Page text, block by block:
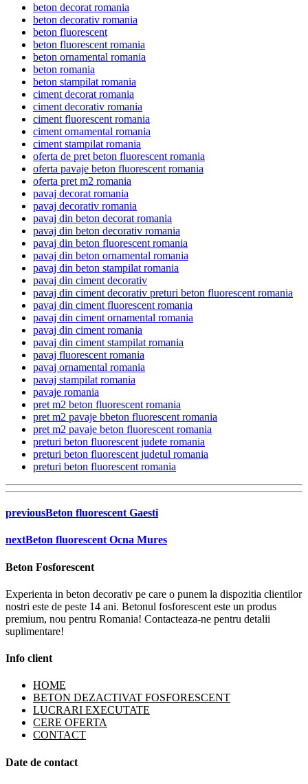
beton decorat romania
beton decorativ romania
beton fluorescent
beton fluorescent romania
beton ornamental romania
beton romania
beton stampilat romania
ciment decorat romania
ciment decorativ romania
ciment fluorescent romania
ciment ornamental romania
ciment stampilat romania
oferta de pret beton fluorescent romania
oferta pavaje beton fluorescent romania
oferta pret m2 romania
pavaj decorat romania
pavaj decorativ romania
pavaj din beton decorat romania
pavaj din beton decorativ romania
pavaj din beton fluorescent romania
pavaj din beton ornamental romania
pavaj din beton stampilat romania
pavaj din ciment decorativ
pavaj din ciment decorativ preturi beton fluorescent romania
pavaj din ciment fluorescent romania
pavaj din ciment ornamental romania
pavaj din ciment romania
pavaj din ciment stampilat romania
pavaj fluorescent romania
pavaj ornamental romania
pavaj stampilat romania
pavaje romania
pret m2 beton fluorescent romania
pret m2 pavaje bbeton fluorescent romania
pret m2 pavaje beton fluorescent romania
preturi beton fluorescent judete romania
preturi beton fluorescent judetul romania
preturi beton fluorescent romania
previousBeton fluorescent Gaesti
nextBeton fluorescent Ocna Mures
Beton Fosforescent
Experienta in beton decorativ pe care o punem la dispozitia clientilor
nostri este de peste 14 ani. Betonul fosforescent este un produs
premium, nou pentru Romania! Contacteaza-ne pentru detalii
suplimentare!
Info client
HOME
BETON DEZACTIVAT FOSFORESCENT
LUCRARI EXECUTATE
CERE OFERTA
CONTACT
Date de contact